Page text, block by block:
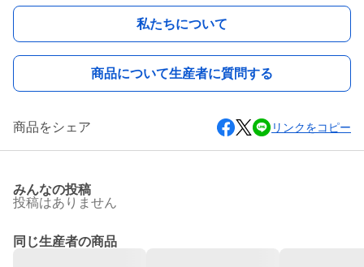
私たちについて
商品について生産者に質問する
商品をシェア リンクをコピー
みんなの投稿
投稿はありません
同じ生産者の商品